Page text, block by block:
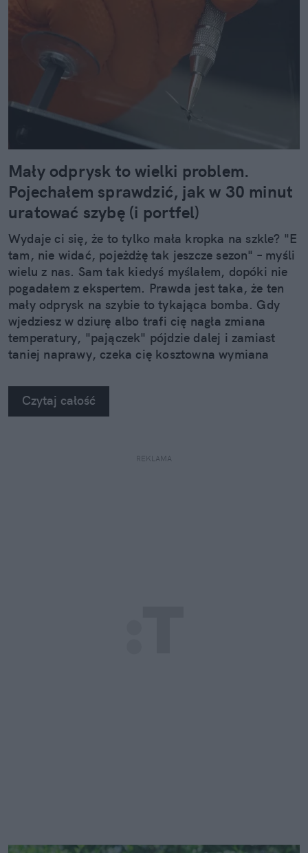
Mały odprysk to wielki problem.
Pojechałem sprawdzić, jak w 30 minut
uratować szybę (i portfel)
Wydaje ci się, że to tylko mała kropka na szkle? "E
tam, nie widać, pojeżdżę tak jeszcze sezon" – myśli
wielu z nas. Sam tak kiedyś myślałem, dopóki nie
pogadałem z ekspertem. Prawda jest taka, że ten
mały odprysk na szybie to tykająca bomba. Gdy
wjedziesz w dziurę albo trafi cię nagła zmiana
temperatury, "pajączek" pójdzie dalej i zamiast
taniej naprawy, czeka cię kosztowna wymiana
na własne oczy zobaczyć, jak profesjonaliści radzą
sobie z takimi uszkodzeniami.
Czytaj całość
REKLAMA